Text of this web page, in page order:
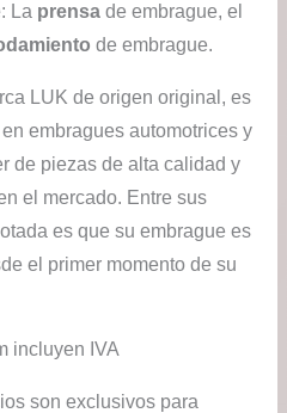
La prensade embrague, el
de embrague.
LUK de origen original, es
embragues automotrices y
de piezas de alta calidad y
el mercado. Entre sus
es que su embrague es
el primer momento de su
incluyen IVA
son exclusivos para